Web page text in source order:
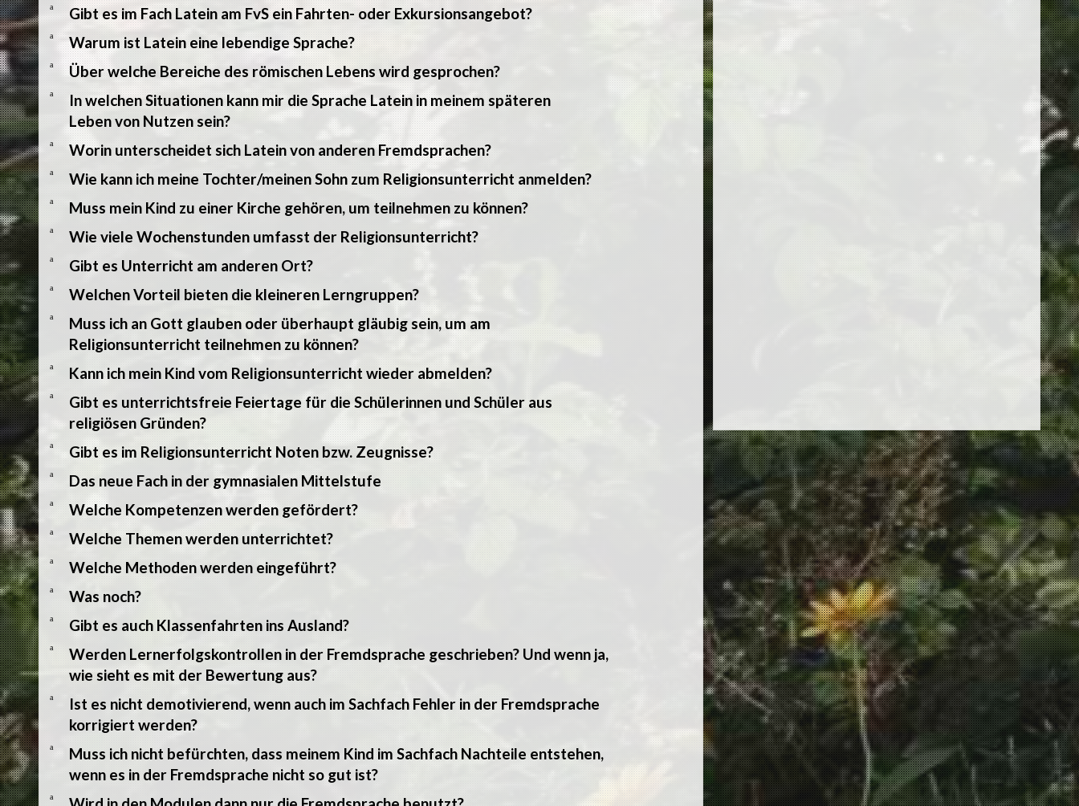
a Gibt es im Fach Latein am FvS ein Fahrten- oder Exkursionsangebot?
a Warum ist Latein eine lebendige Sprache?
a Über welche Bereiche des römischen Lebens wird gesprochen?
a
In welchen Situationen kann mir die Sprache Latein in meinem späteren
Leben von Nutzen sein?
a Worin unterscheidet sich Latein von anderen Fremdsprachen?
a Wie kann ich meine Tochter/meinen Sohn zum Religionsunterricht anmelden?
a Muss mein Kind zu einer Kirche gehören, um teilnehmen zu können?
a Wie viele Wochenstunden umfasst der Religionsunterricht?
a Gibt es Unterricht am anderen Ort?
a Welchen Vorteil bieten die kleineren Lerngruppen?
a
Muss ich an Gott glauben oder überhaupt gläubig sein, um am
Religionsunterricht teilnehmen zu können?
a Kann ich mein Kind vom Religionsunterricht wieder abmelden?
a
Gibt es unterrichtsfreie Feiertage für die Schülerinnen und Schüler aus
religiösen Gründen?
a Gibt es im Religionsunterricht Noten bzw. Zeugnisse?
a Das neue Fach in der gymnasialen Mittelstufe
a Welche Kompetenzen werden gefördert?
a Welche Themen werden unterrichtet?
a Welche Methoden werden eingeführt?
a Was noch?
a Gibt es auch Klassenfahrten ins Ausland?
a
Werden Lernerfolgskontrollen in der Fremdsprache geschrieben? Und wenn ja,
wie sieht es mit der Bewertung aus?
a
Ist es nicht demotivierend, wenn auch im Sachfach Fehler in der Fremdsprache
korrigiert werden?
a
Muss ich nicht befürchten, dass meinem Kind im Sachfach Nachteile entstehen,
wenn es in der Fremdsprache nicht so gut ist?
a